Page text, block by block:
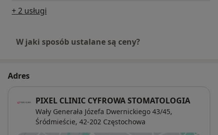
+ 2 usługi
W jaki sposób ustalane są ceny?
Adres
PIXEL CLINIC CYFROWA STOMATOLOGIA
Wały Generała Józefa Dwernickiego 43/45,
Śródmieście, 42-202 Częstochowa